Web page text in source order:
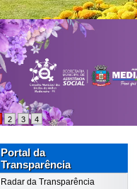
2 3 4
Portal da
Transparência
Radar da Transparência